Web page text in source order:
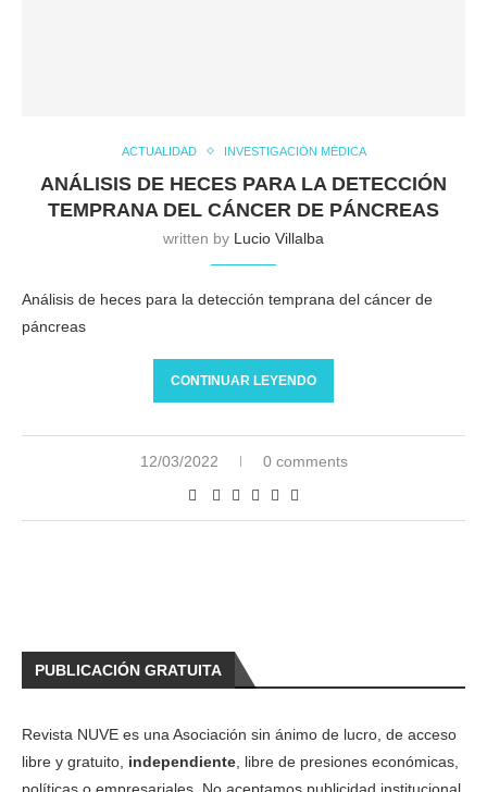
ACTUALIDAD INVESTIGACIÓN MÉDICA
ANÁLISIS DE HECES PARA LA DETECCIÓN
TEMPRANA DEL CÁNCER DE PÁNCREAS
written by Lucio Villalba
Análisis de heces para la detección temprana del cáncer de
páncreas
CONTINUAR LEYENDO
12/03/2022 0 comments
PUBLICACIÓN GRATUITA
Revista NUVE es una Asociación sin ánimo de lucro, de acceso
libre y gratuito, independiente , libre de presiones económicas,
políticas o empresariales. No aceptamos publicidad institucional